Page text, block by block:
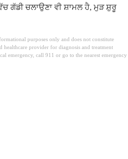
ਗੱਡੀ ਚਲਾਉਣਾ ਵੀ ਸ਼ਾਮਲ ਹੈ, ਮੁੜ ਸ਼ੁਰੂ
purposes only and does not constitute
healthcare provider for diagnosis and treatment
emergency, call 911 or go to the nearest emergency